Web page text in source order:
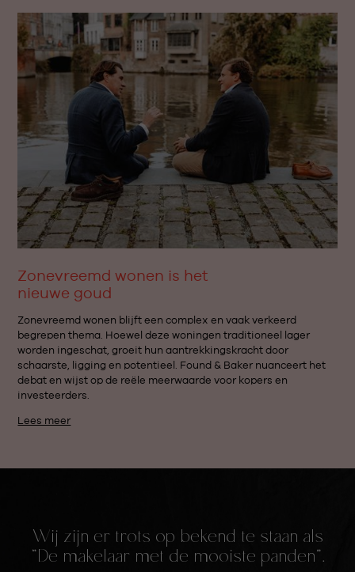
Zonevreemd wonen is het
nieuwe goud
Zonevreemd wonen blijft een complex en vaak verkeerd
begrepen thema. Hoewel deze woningen traditioneel lager
worden ingeschat, groeit hun aantrekkingskracht door
schaarste, ligging en potentieel. Found & Baker nuanceert het
debat en wijst op de reële meerwaarde voor kopers en
investeerders.
Lees meer
Wij zijn er trots op bekend te staan als
“De makelaar met de mooiste panden”.